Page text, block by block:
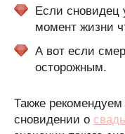
Если сновидец
момент жизни
А вот если
осторожным.
Также
сновидении о